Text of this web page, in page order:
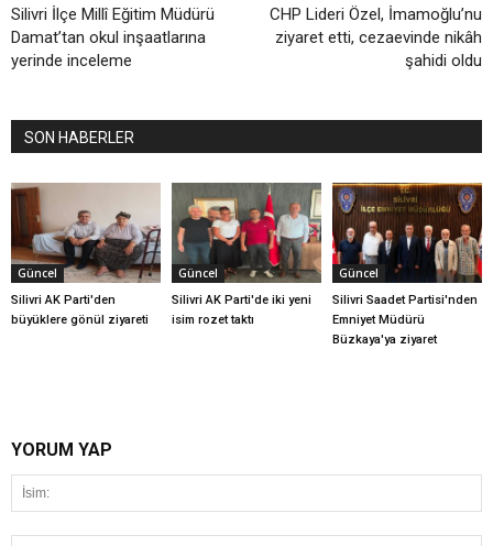
Silivri İlçe Millî Eğitim Müdürü
Damat’tan okul inşaatlarına
yerinde inceleme
CHP Lideri Özel, İmamoğlu’nu
ziyaret etti, cezaevinde nikâh
şahidi oldu
SON HABERLER
Güncel
Silivri AK Parti'den
büyüklere gönül ziyareti
Güncel
Silivri AK Parti'de iki yeni
isim rozet taktı
Güncel
Silivri Saadet Partisi'nden
Emniyet Müdürü
Büzkaya'ya ziyaret
YORUM YAP